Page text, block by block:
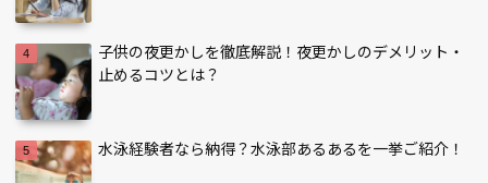
子供の夜更かしを徹底解説！夜更かしのデメリット・
止めるコツとは？
水泳経験者なら納得？水泳部あるあるを一挙ご紹介！